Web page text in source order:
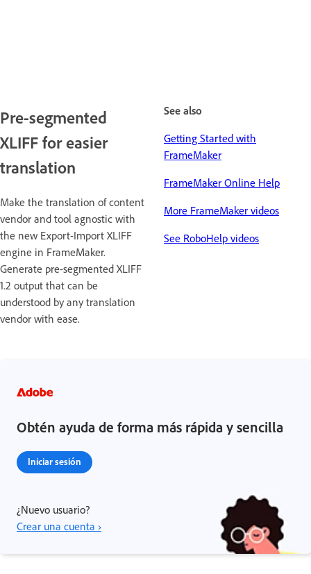
Pre-segmented
XLIFF for easier
translation
Make the translation of content
vendor and tool agnostic with
the new Export-Import XLIFF
engine in FrameMaker.
Generate pre-segmented XLIFF
1.2 output that can be
understood by any translation
vendor with ease.
See also
Getting Started with
FrameMaker
FrameMaker Online Help
More FrameMaker videos
See RoboHelp videos
Obtén ayuda de forma más rápida y sencilla
Iniciar sesión
¿Nuevo usuario?
Crear una cuenta ›